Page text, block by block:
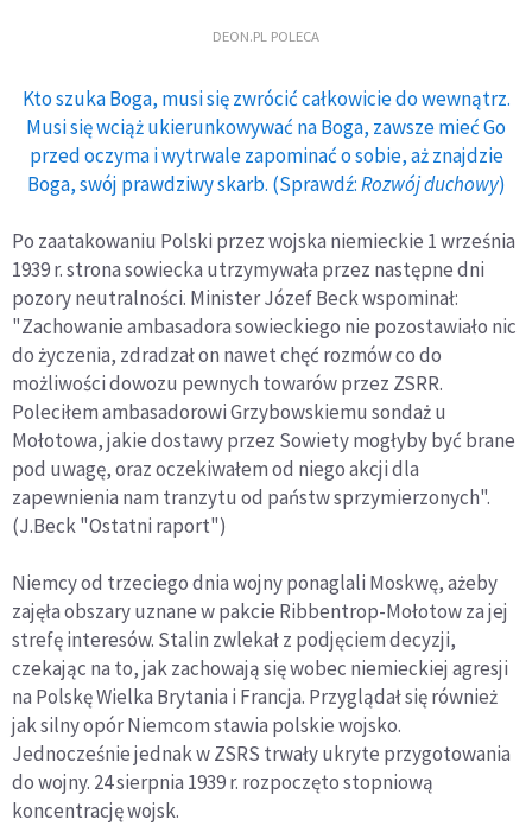
DEON.PL POLECA
Kto szuka Boga, musi się zwrócić całkowicie do wewnątrz.
Musi się wciąż ukierunkowywać na Boga, zawsze mieć Go
przed oczyma i wytrwale zapominać o sobie, aż znajdzie
Boga, swój prawdziwy skarb. (Sprawdź:Rozwój duchowy)
Po zaatakowaniu Polski przez wojska niemieckie 1 września
1939 r. strona sowiecka utrzymywała przez następne dni
pozory neutralności. Minister Józef Beck wspominał:
"Zachowanie ambasadora sowieckiego nie pozostawiało nic
do życzenia, zdradzał on nawet chęć rozmów co do
możliwości dowozu pewnych towarów przez ZSRR.
Poleciłem ambasadorowi Grzybowskiemu sondaż u
Mołotowa, jakie dostawy przez Sowiety mogłyby być brane
pod uwagę, oraz oczekiwałem od niego akcji dla
zapewnienia nam tranzytu od państw sprzymierzonych".
(J.Beck "Ostatni raport")
Niemcy od trzeciego dnia wojny ponaglali Moskwę, ażeby
zajęła obszary uznane w pakcie Ribbentrop-Mołotow za jej
strefę interesów. Stalin zwlekał z podjęciem decyzji,
czekając na to, jak zachowają się wobec niemieckiej agresji
na Polskę Wielka Brytania i Francja. Przyglądał się również
jak silny opór Niemcom stawia polskie wojsko.
Jednocześnie jednak w ZSRS trwały ukryte przygotowania
do wojny. 24 sierpnia 1939 r. rozpoczęto stopniową
koncentrację wojsk.